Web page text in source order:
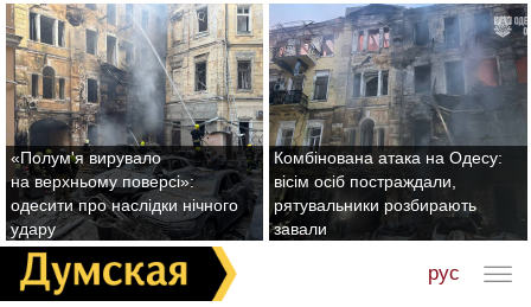
«Полум'я вирувало
на верхньому поверсі»:
одесити про наслідки нічного
удару
Комбінована атака на Одесу:
вісім осіб постраждали,
рятувальники розбирають
завали
рус